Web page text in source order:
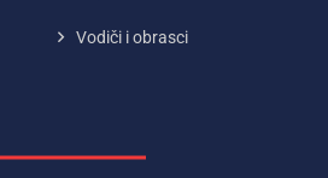
Vodiči i obrasci